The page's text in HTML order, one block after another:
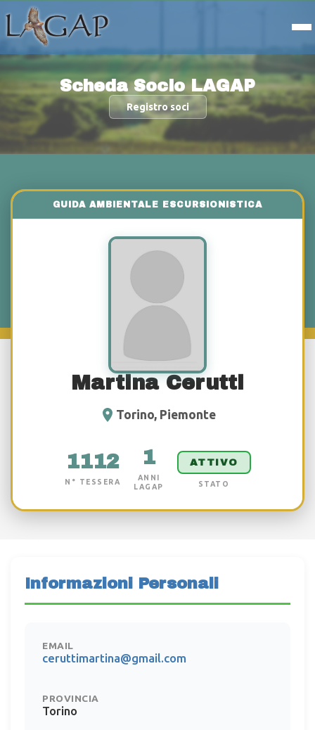
Scheda Socio LAGAP
Registro soci
Martina Cerutti
Torino, Piemonte
1112
N° TESSERA
1
ANNI
LAGAP
ATTIVO
STATO
Informazioni Personali
EMAIL
ceruttimartina@gmail.com
PROVINCIA
Torino